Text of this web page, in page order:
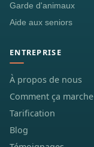
Garde d'animaux
Aide aux seniors
ENTREPRISE
À propos de nous
Comment ça marche
Tarification
Blog